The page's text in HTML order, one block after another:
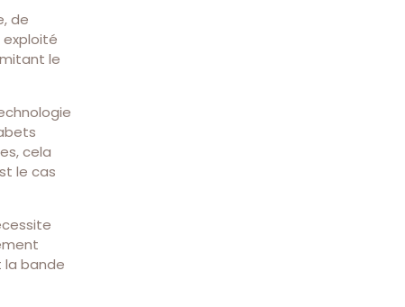
de
exploité
le
cela
le cas
la bande